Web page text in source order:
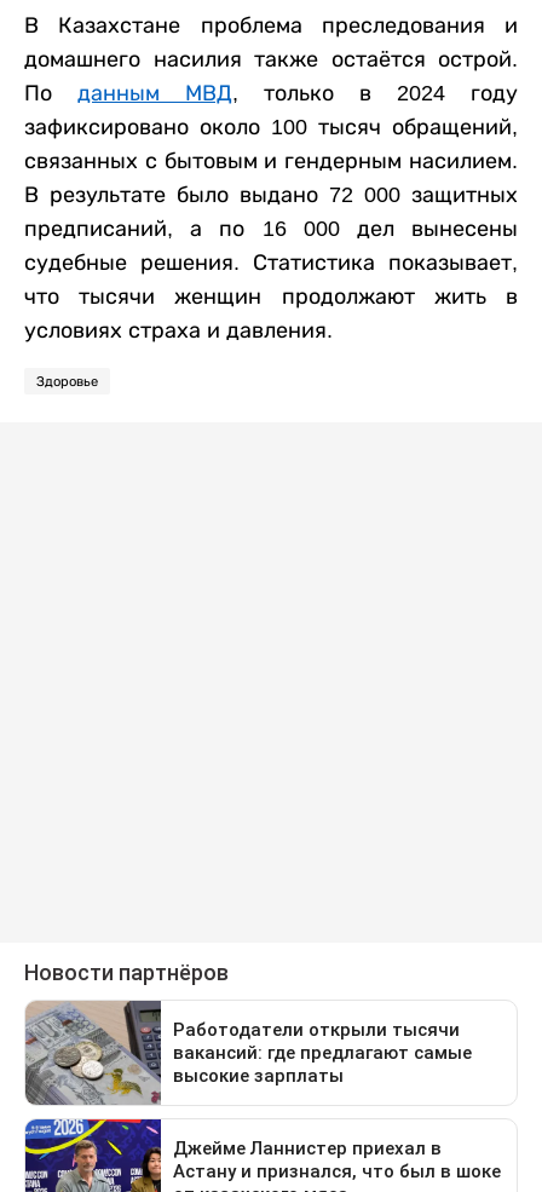
В Казахстане проблема преследования и
домашнего насилия также остаётся острой.
По данным МВД, только в 2024 году
зафиксировано около 100 тысяч обращений,
связанных с бытовым и гендерным насилием.
В результате было выдано 72 000 защитных
предписаний, а по 16 000 дел вынесены
судебные решения. Статистика показывает,
что тысячи женщин продолжают жить в
условиях страха и давления.
Здоровье